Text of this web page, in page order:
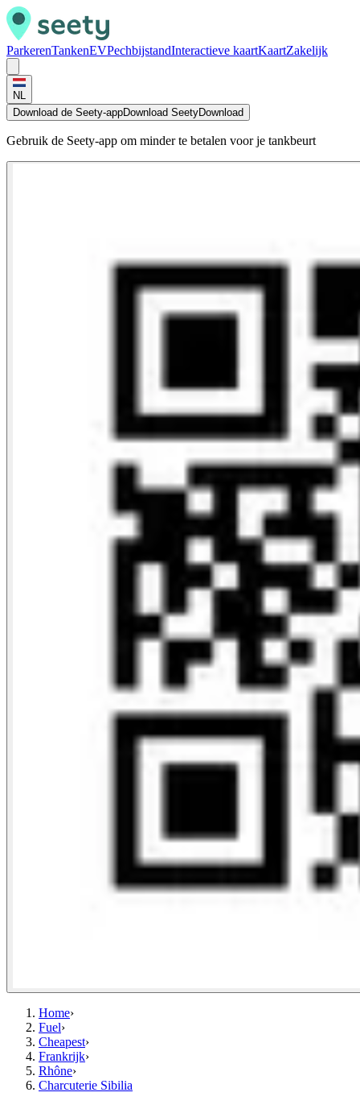
ParkerenTankenEVPechbijstandInteractieve kaartKaartZakelijk
NL
Download de Seety-appDownload SeetyDownload
Gebruik de Seety-app om minder te betalen voor je tankbeurt
Home›
Fuel›
Cheapest›
Frankrijk›
Rhône›
Charcuterie Sibilia